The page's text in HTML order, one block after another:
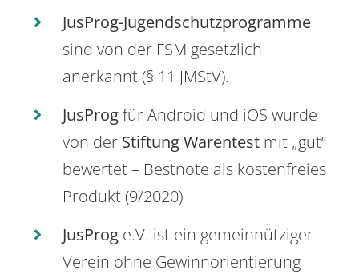
JusProg-Jugendschutzprogramme
sind von der FSM gesetzlich
anerkannt (§ 11 JMStV).
JusProgfür Android und iOS wurde
von der Stiftung Warentest mit „gut“
bewertet – Bestnote als kostenfreies
Produkt (9/2020)
JusProg e.V. ist ein gemeinnütziger
Verein ohne Gewinnorientierung